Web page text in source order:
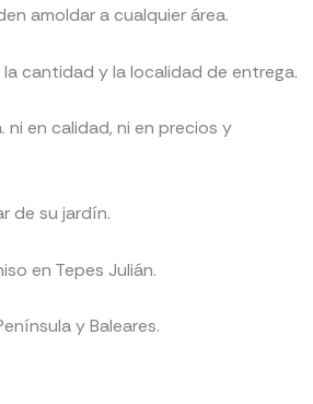
amoldar a cualquier área.
cantidad y la localidad de entrega.
en calidad, ni en precios y
de su jardín.
en Tepes Julián.
y Baleares.